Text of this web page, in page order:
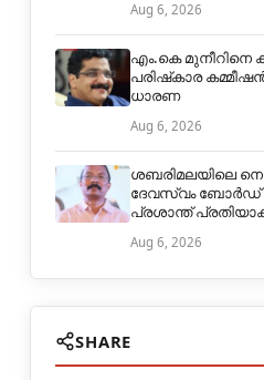
Aug 6, 2026
എം.കെ മുനീറിനെ
പരിഷ്‌കാര
ധാരണ
Aug 6, 2026
ശബരിമലയിലെ
ദേവസ്വം ബോര്‍ഡ്
പ്രശാന്ത്
Aug 6, 2026
SHARE